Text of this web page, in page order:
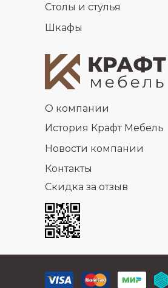
Столы и стулья
Шкафы
О компании
История Крафт Мебель
Новости компании
Контакты
Скидка за отзыв